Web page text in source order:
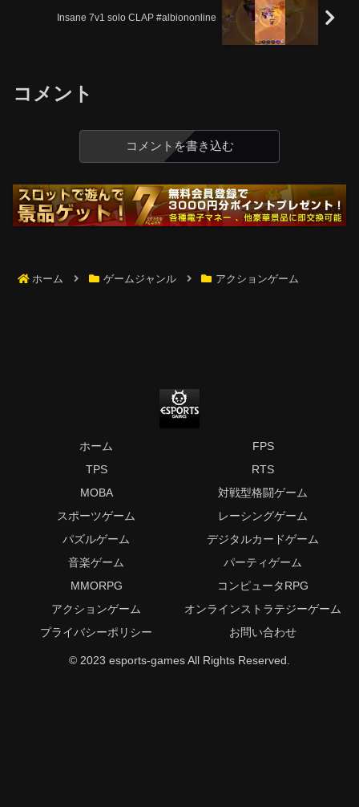
Insane 7v1 solo CLAP #albiononline
コメント
コメントを書き込む
ホーム ゲームジャンル アクションゲーム
ホーム
FPS
TPS
RTS
MOBA
対戦型格闘ゲーム
スポーツゲーム
レーシングゲーム
パズルゲーム
デジタルカードゲーム
音楽ゲーム
パーティゲーム
MMORPG
コンピュータRPG
アクションゲーム
オンラインストラテジーゲーム
プライバシーポリシー
お問い合わせ
© 2023 esports-games All Rights Reserved.